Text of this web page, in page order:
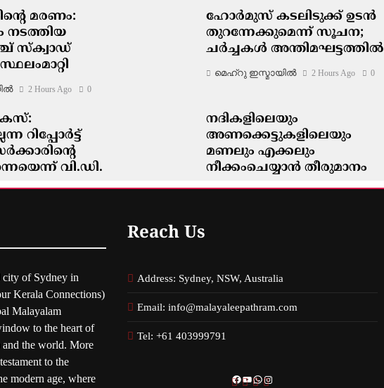
മരണം:
സ്ക്വാഡ്
2 Hours Ago 0
ഹോർമുസ് കടലിടുക്ക് ഉടൻ
തുറന്നേക്കുമെന്ന് സൂചന;
ചർച്ചകൾ അന്തിമഘട്ടത്തിൽ
മെഹ്റു ഇസ്മായില്‍ 2 Hours Ago 0
റിപ്പോർട്ട്
വി.ഡി.
നദികളിലെയും
അണക്കെട്ടുകളിലെയും
മണലും എക്കലും
നീക്കംചെയ്യാൻ തീരുമാനം
മെഹ്റു ഇസ്മായില്‍ 2 Hours Ago 0
city of Sydney in
Kerala Connections)
Malayalam
to the heart of
the world. More
to the
modern age, where
Reach Us
Address: Sydney, NSW, Australia
Email: info@malayaleepathram.com
Tel: +61 403999791
Facebook
YouTube
WhatsApp
Instagram